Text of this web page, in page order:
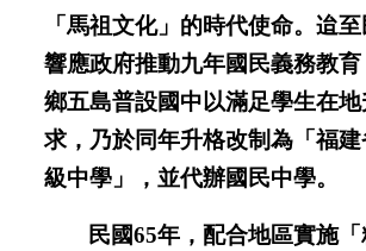
「馬祖文化」的時代使命。迨
響應政府推動九年國民義務教育
鄉五島普設國中以滿足學生在
求，乃於同年升格改制為「福
級中學」，並代辦國民中學。
民國65年，配合地區實施